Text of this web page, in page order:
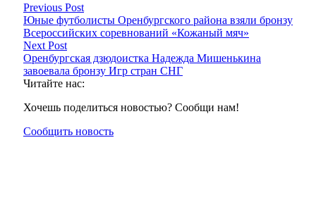
Previous Post
Юные футболисты Оренбургского района взяли бронзу
Всероссийских соревнований «Кожаный мяч»
Next Post
Оренбургская дзюдоистка Надежда Мишенькина
завоевала бронзу Игр стран СНГ
Читайте нас:
Хочешь поделиться новостью? Сообщи нам!
Сообщить новость